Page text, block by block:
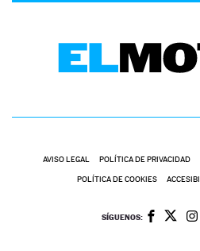
AVISO LEGAL POLÍTICA DE PRIVACIDAD
POLÍTICA DE COOKIES
SÍGUENOS: